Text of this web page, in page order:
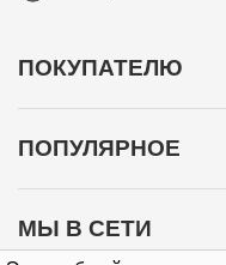
ПОКУПАТЕЛЮ
ПОПУЛЯРНОЕ
МЫ В СЕТИ